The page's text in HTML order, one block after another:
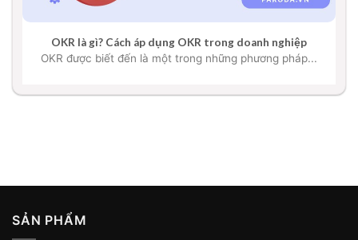
OKR là gì? Cách áp dụng OKR trong doanh nghiệp
OKR được biết đến là một trong những phương pháp...
SẢN PHẨM